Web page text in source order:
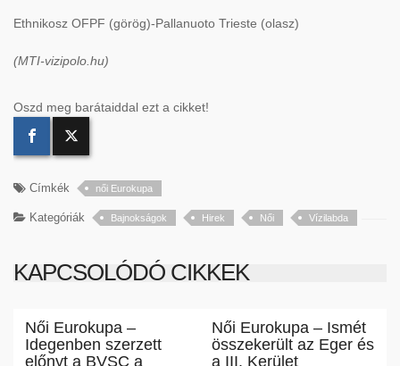
Ethnikosz OFPF (görög)-Pallanuoto Trieste (olasz)
(MTI-vizipolo.hu)
Oszd meg barátaiddal ezt a cikket!
Címkék női Eurokupa
Kategóriák Bajnokságok Hirek Női Vízilabda
KAPCSOLÓDÓ CIKKEK
Női Eurokupa –
Idegenben szerzett
előnyt a BVSC a
Női Eurokupa – Ismét
összekerült az Eger és
a III. Kerület